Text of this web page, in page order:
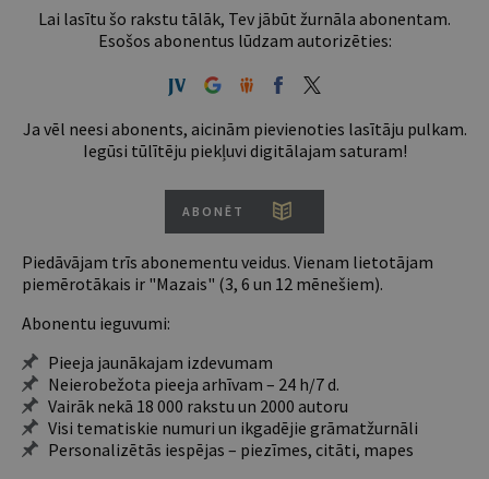
Lai lasītu šo rakstu tālāk, Tev jābūt žurnāla abonentam.
Esošos abonentus lūdzam autorizēties:
Ja vēl neesi abonents, aicinām pievienoties lasītāju pulkam.
Iegūsi tūlītēju piekļuvi digitālajam saturam!
ABONĒT
Piedāvājam trīs abonementu veidus. Vienam lietotājam
piemērotākais ir "Mazais" (3, 6 un 12 mēnešiem).
Abonentu ieguvumi:
Pieeja jaunākajam izdevumam
Neierobežota pieeja arhīvam – 24 h/7 d.
Vairāk nekā 18 000 rakstu un 2000 autoru
Visi tematiskie numuri un ikgadējie grāmatžurnāli
Personalizētās iespējas – piezīmes, citāti, mapes